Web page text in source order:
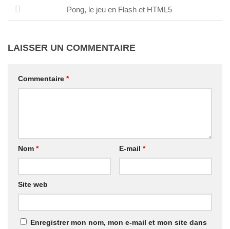
Pong, le jeu en Flash et HTML5
LAISSER UN COMMENTAIRE
Commentaire *
Nom * E-mail *
Site web
Enregistrer mon nom, mon e-mail et mon site dans